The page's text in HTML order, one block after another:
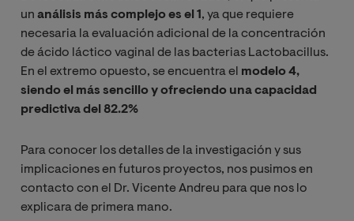
un análisis más complejo es el 1 , ya que requiere
necesaria la evaluación adicional de la concentración
de ácido láctico vaginal de las bacterias Lactobacillus.
En el extremo opuesto, se encuentra el modelo 4,
siendo el más sencillo y ofreciendo una capacidad
predictiva del 82.2%
Para conocer los detalles de la investigación y sus
implicaciones en futuros proyectos, nos pusimos en
contacto con el Dr. Vicente Andreu para que nos lo
explicara de primera mano.